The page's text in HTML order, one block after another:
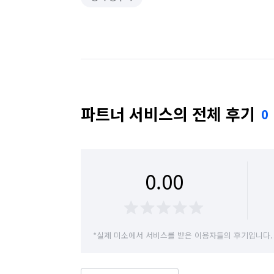
파트너 서비스의 전체 후기 0
0.00
*실제 미소에서 서비스를 받은 이용자들의 후기입니다.